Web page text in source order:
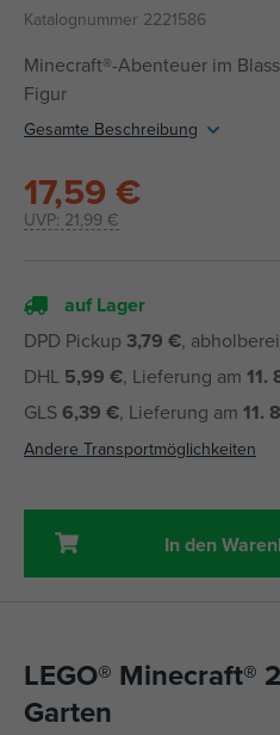
Katalognummer 2221586
Minecraft®-Abenteuer im
Figur
Gesamte Beschreibung
UVP: 21,99 €
17,59 €
auf Lager
DPD Pickup 3,79 €,
DHL 5,99 €, Lieferung am 11.
GLS6,39 €, Lieferung am 11.
Andere Transportmöglichkeiten
In den
LEGO® Minecraft®
Garten